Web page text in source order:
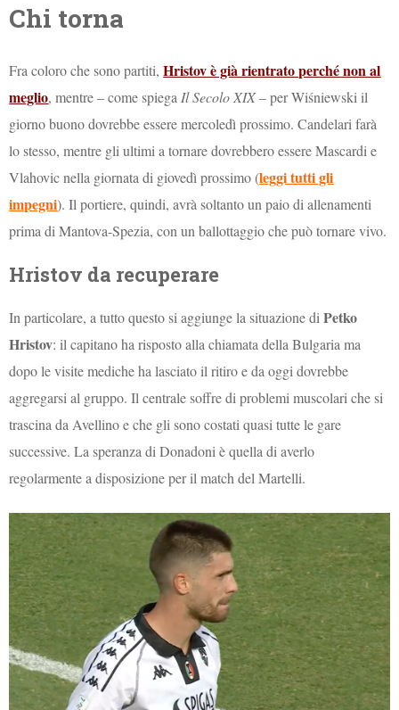
Chi torna
Fra coloro che sono partiti,Hristov è già rientrato perché non al
meglio, mentre – come spiega Il Secolo XIX– per Wiśniewski il
giorno buono dovrebbe essere mercoledì prossimo. Candelari farà
lo stesso, mentre gli ultimi a tornare dovrebbero essere Mascardi e
Vlahovic nella giornata di giovedì prossimo (leggi tutti gli
impegni). Il portiere, quindi, avrà soltanto un paio di allenamenti
prima di Mantova-Spezia, con un ballottaggio che può tornare vivo.
Hristov da recuperare
In particolare, a tutto questo si aggiunge la situazione diPetko
Hristov: il capitano ha risposto alla chiamata della Bulgaria ma
dopo le visite mediche ha lasciato il ritiro e da oggi dovrebbe
aggregarsi al gruppo. Il centrale soffre di problemi muscolari che si
trascina da Avellino e che gli sono costati quasi tutte le gare
successive. La speranza di Donadoni è quella di averlo
regolarmente a disposizione per il match del Martelli.